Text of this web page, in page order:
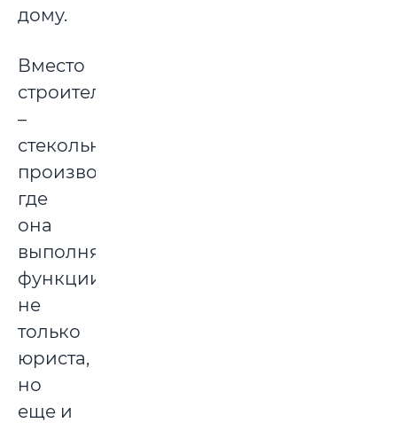
дому.
Вместо
строительства
–
стекольное
производство,
где
она
выполняла
функции
не
только
юриста,
но
еще и